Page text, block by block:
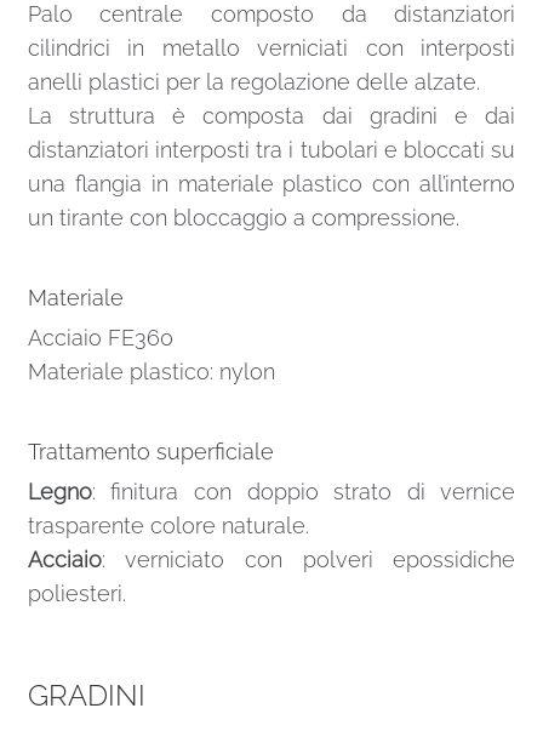
Palo centrale composto da distanziatori
cilindrici in metallo verniciati con interposti
anelli plastici per la regolazione delle alzate.
La struttura è composta dai gradini e dai
distanziatori interposti tra i tubolari e bloccati su
una flangia in materiale plastico con all’interno
un tirante con bloccaggio a compressione.
Materiale
Acciaio FE360
Materiale plastico: nylon
Trattamento superficiale
Legno: finitura con doppio strato di vernice
trasparente colore naturale.
Acciaio: verniciato con polveri epossidiche
poliesteri.
GRADINI